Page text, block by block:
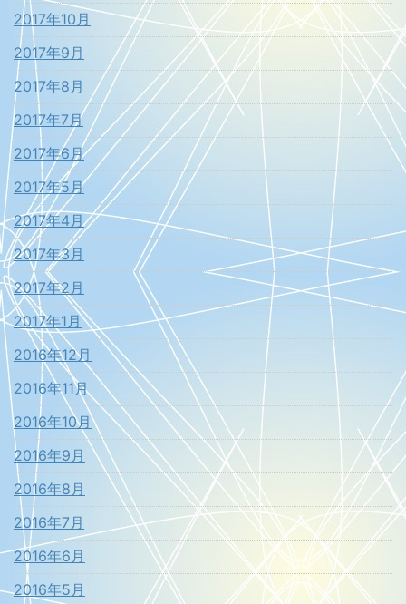
2017年10月
2017年9月
2017年8月
2017年7月
2017年6月
2017年5月
2017年4月
2017年3月
2017年2月
2017年1月
2016年12月
2016年11月
2016年10月
2016年9月
2016年8月
2016年7月
2016年6月
2016年5月